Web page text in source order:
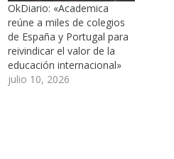
OkDiario: «Academica
reúne a miles de colegios
de España y Portugal para
reivindicar el valor de la
educación internacional»
julio 10, 2026